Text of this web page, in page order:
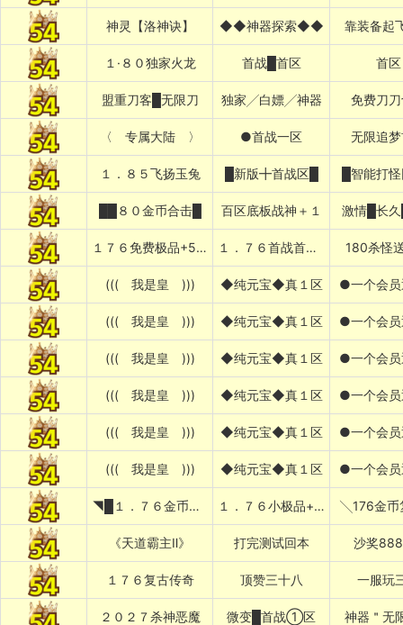
神灵【洛神诀】 ◆◆神器探索◆◆ 靠装备起
１·８０独家火龙 首战█首区 首区
盟重刀客█无限刀 独家╱白嫖╱神器 免费刀
〈 专属大陆 〉 ●首战一区 无限追
１．８５飞扬玉兔 █新版╋首战区█ █智能打
██８０金币合击█ 百区底板战神＋１ 激情█长
１７６免费极品+5〓道招猛虎〓 １．７６首战首区刚开１秒███ 180杀怪
((( 我是皇 ))) ◆纯元宝◆真１区 ●一个会
((( 我是皇 ))) ◆纯元宝◆真１区 ●一个会
((( 我是皇 ))) ◆纯元宝◆真１区 ●一个会
((( 我是皇 ))) ◆纯元宝◆真１区 ●一个会
((( 我是皇 ))) ◆纯元宝◆真１区 ●一个会
((( 我是皇 ))) ◆纯元宝◆真１区 ●一个会
◥█１．７６金币复古 １．７６小极品+５██◤ ╲176金
《天道霸主Ⅱ》 打完测试回本 沙奖
１７６复古传奇 顶赞三十八 一服玩
２０２７杀神恶魔 微变█首战①区 神器＂无